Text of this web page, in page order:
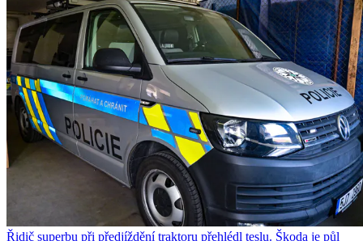
Řidič superbu při předjíždění traktoru přehlédl teslu. Škoda je půl